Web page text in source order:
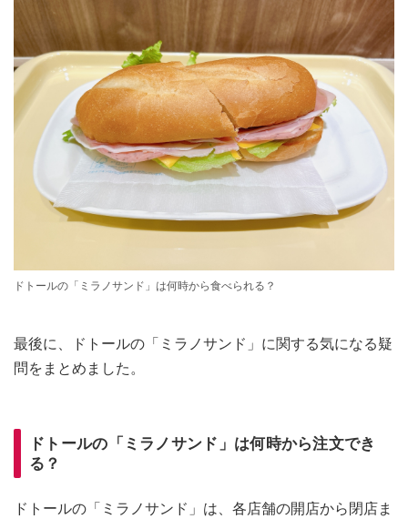
ドトールの「ミラノサンド」は何時から食べられる？
最後に、ドトールの「ミラノサンド」に関する気になる疑
問をまとめました。
ドトールの「ミラノサンド」は何時から注文でき
る？
ドトールの「ミラノサンド」は、各店舗の開店から閉店ま